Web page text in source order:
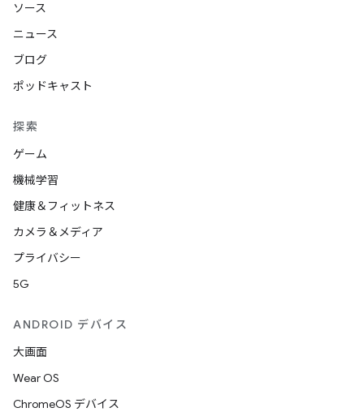
ソース
ニュース
ブログ
ポッドキャスト
探索
ゲーム
機械学習
健康＆フィットネス
カメラ＆メディア
プライバシー
5G
ANDROID デバイス
大画面
Wear OS
ChromeOS デバイス